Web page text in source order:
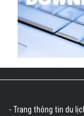
- Trang thông tin du